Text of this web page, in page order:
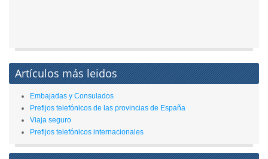
Artículos más leidos
Embajadas y Consulados
Prefijos telefónicos de las provincias de España
Viaja seguro
Prefijos telefónicos internacionales